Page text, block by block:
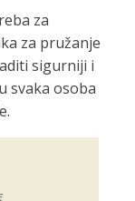
za
za pružanje
sigurniji i
svaka osoba